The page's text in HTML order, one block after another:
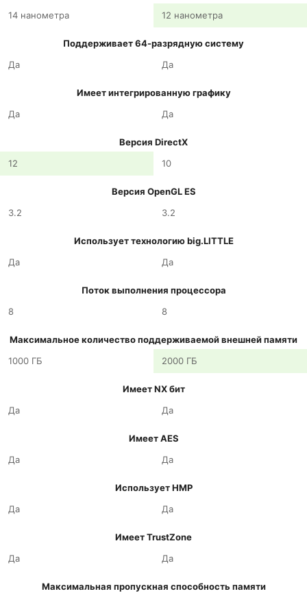
14 нанометра
12 нанометра
Поддерживает 64-разрядную систему
Да
Да
Имеет интегрированную графику
Да
Да
Версия DirectX
12
10
Версия OpenGL ES
3.2
3.2
Использует технологию big.LITTLE
Да
Да
Поток выполнения процессора
8
8
Максимальное количество поддерживаемой внешней памяти
1000 ГБ
2000 ГБ
Имеет NX бит
Да
Да
Имеет AES
Да
Да
Использует HMP
Да
Да
Имеет TrustZone
Да
Да
Максимальная пропускная способность памяти